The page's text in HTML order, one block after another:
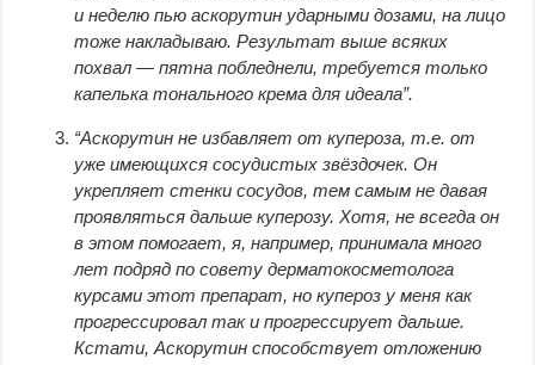
и неделю пью аскорутин ударными дозами, на лицо
тоже накладываю. Результат выше всяких
похвал — пятна побледнели, требуется только
капелька тонального крема для идеала”.
“Аскорутин не избавляет от купероза, т.е. от
уже имеющихся сосудистых звёздочек. Он
укрепляет стенки сосудов, тем самым не давая
проявляться дальше куперозу. Хотя, не всегда он
в этом помогает, я, например, принимала много
лет подряд по совету дерматокосметолога
курсами этот препарат, но купероз у меня как
прогрессировал так и прогрессирует дальше.
Кстати, Аскорутин способствует отложению